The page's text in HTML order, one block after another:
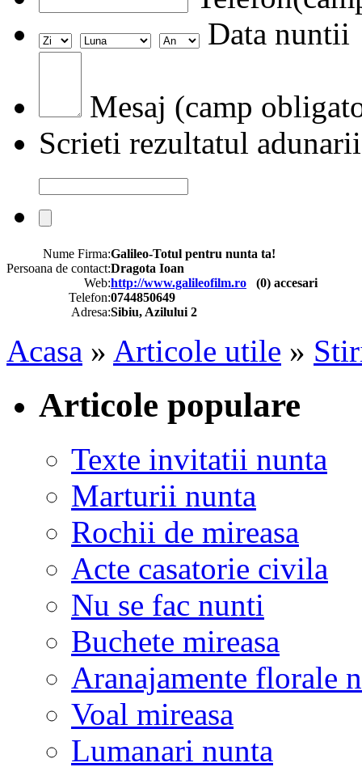
Data nuntii
Mesaj (camp
Scrieti rezultatul adunarii
Nume Firma:Galileo-Totul pentru nunta ta!
Persoana de contact:Dragota Ioan
Web:http://www.galileofilm.ro (0) accesari
Telefon:0744850649
Adresa:Sibiu, Azilului 2
Acasa » Articole utile »
Articole populare
Texte invitatii nunta
Marturii nunta
Rochii de mireasa
Acte casatorie civila
Nu se fac nunti
Buchete mireasa
Aranajamente florale
Voal mireasa
Lumanari nunta